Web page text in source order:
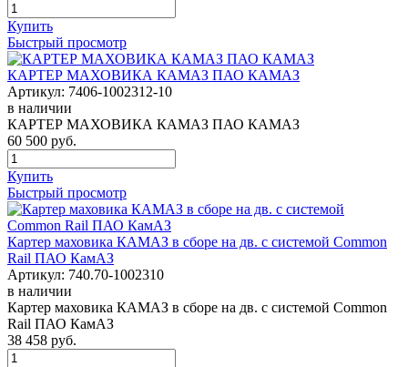
Купить
Быстрый просмотр
КАРТЕР МАХОВИКА КАМАЗ ПАО КАМАЗ
Артикул: 7406-1002312-10
в наличии
КАРТЕР МАХОВИКА КАМАЗ ПАО КАМАЗ
60 500 руб.
Купить
Быстрый просмотр
Картер маховика КАМАЗ в сборе на дв. с системой Common
Rail ПАО КамАЗ
Артикул: 740.70-1002310
в наличии
Картер маховика КАМАЗ в сборе на дв. с системой Common
Rail ПАО КамАЗ
38 458 руб.